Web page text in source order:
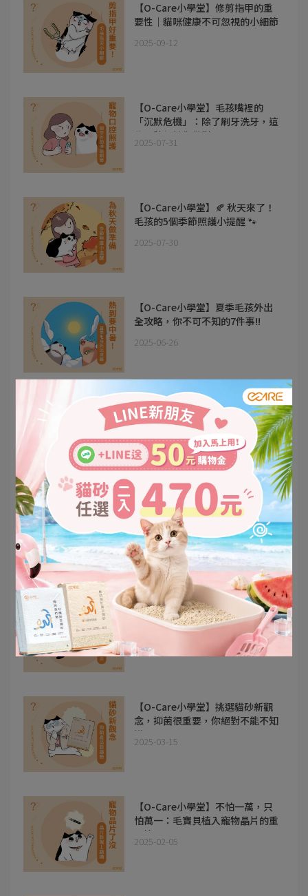
【O-Care小學堂】修剪指甲的重
要性｜貓咪健康不可忽視的小細節
2025-09-12
【O-Care小學堂】毛孩嘴裡的
「沉默危機」：除了刷牙洗牙，這
些口腔保健你做對了嗎？
2025-07-31
【O-Care小學堂】🍂 秋天來了！
毛孩的5個季節照護小提醒 🐾
2025-07-30
【O-Care小學堂】夏季毛孩外出
全攻略，你不可不知的7件事!!
2025-06-26
【O-Care小學堂】飼主必看!!全室
內貓也要驅蟲？!原來我誤會這麼
2025-06-26
【O-Care小學堂】探索喵星人：
靈活優雅的天生獵手
2025-05-03
【O-Care小學堂】春夏換季🌿，
犬貓異位性皮膚炎高峰期！該如何
預防與處置？
2025-04-13
【O-Care小學堂】挑選貓砂新觀
念，抑菌很重要，你絕對不能不知
道！
2025-03-15
【O-Care小學堂】不怕一萬，只
怕萬一：毛寶貝植入寵物晶片的重
要性!!
2025-02-05